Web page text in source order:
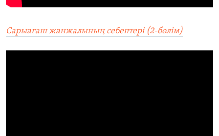
Сарыағаш жанжалының себептері (2-бөлім)